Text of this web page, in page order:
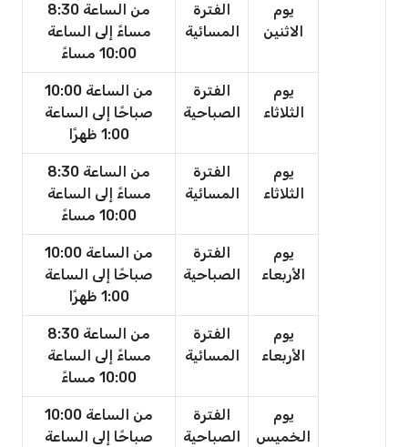
يوم
الاثنين
الفترة
المسائية
من الساعة 8:30
مساءً إلى الساعة
10:00 مساءً
يوم
الثلاثاء
الفترة
الصباحية
من الساعة 10:00
صباحًا إلى الساعة
1:00 ظهرًا
يوم
الثلاثاء
الفترة
المسائية
من الساعة 8:30
مساءً إلى الساعة
10:00 مساءً
يوم
الأربعاء
الفترة
الصباحية
من الساعة 10:00
صباحًا إلى الساعة
1:00 ظهرًا
يوم
الأربعاء
الفترة
المسائية
من الساعة 8:30
مساءً إلى الساعة
10:00 مساءً
يوم
الخميس
الفترة
الصباحية
من الساعة 10:00
صباحًا إلى الساعة